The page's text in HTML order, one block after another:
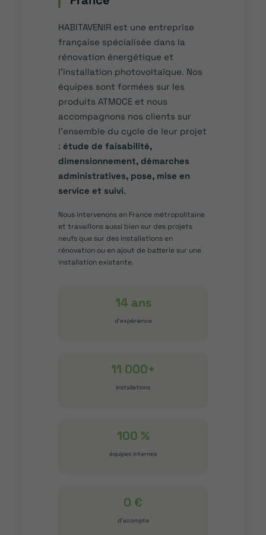
HABITAVENIR est une entreprise
française spécialisée dans la
rénovation énergétique et
l’installation photovoltaïque. Nos
équipes sont formées sur les
produits ATMOCE et nous
accompagnons nos clients sur
l’ensemble du cycle de leur projet
: étude de faisabilité,
dimensionnement, démarches
administratives, pose, mise en
service et suivi.
Nous intervenons en France métropolitaine
et travaillons aussi bien sur des projets
neufs que sur des installations en
rénovation ou en ajout de batterie sur une
installation existante.
14 ans
d’expérience
11 000+
installations
100 %
équipes internes
0 €
d’acompte